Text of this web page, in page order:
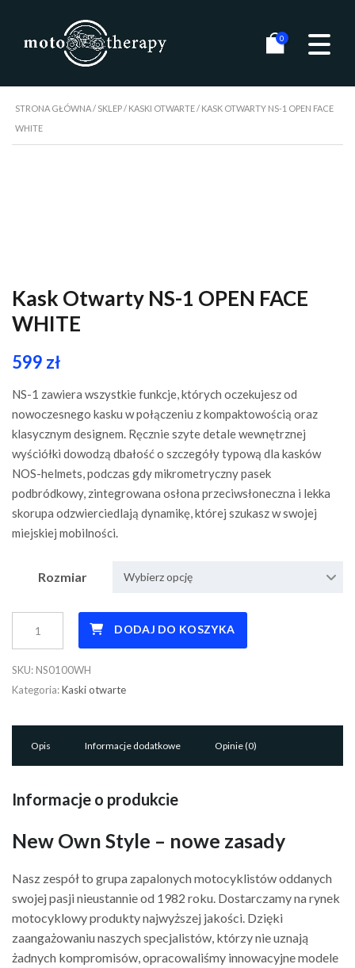
0
STRONA GŁÓWNA/ SKLEP/ KASKI OTWARTE/ KASK OTWARTY NS-1 OPEN FACE
WHITE
Kask Otwarty NS-1 OPEN FACE
WHITE
599 zł
NS-1 zawiera wszystkie funkcje, których oczekujesz od
nowoczesnego kasku w połączeniu z kompaktowością oraz
klasycznym designem. Ręcznie szyte detale wewnętrznej
wyściółki dowodzą dbałość o szczegóły typową dla kasków
NOS-helmets, podczas gdy mikrometryczny pasek
podbródkowy, zintegrowana osłona przeciwsłoneczna i lekka
skorupa odzwierciedlają dynamikę, której szukasz w swojej
miejskiej mobilności.
Rozmiar Wybierz opcję
OPEN
WHITE
DODAJ DO KOSZYKA
SKU: NS0100WH
Kategoria:Kaski otwarte
Opis Informacje dodatkowe Opinie (0)
Informacje o produkcie
New Own Style – nowe zasady
Nasz zespół to grupa zapalonych motocyklistów oddanych
swojej pasji nieustannie od 1982 roku. Dostarczamy na rynek
motocyklowy produkty najwyższej jakości. Dzięki
zaangażowaniu naszych specjalistów, którzy nie uznają
żadnych kompromisów, opracowaliśmy innowacyjne modele